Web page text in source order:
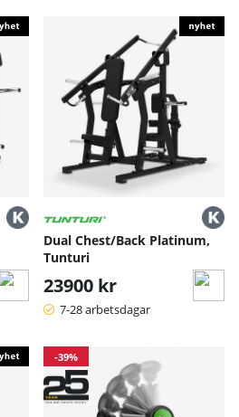
Dual Chest/Back Platinum,
Tunturi
23900 kr
7-28 arbetsdagar
-39%